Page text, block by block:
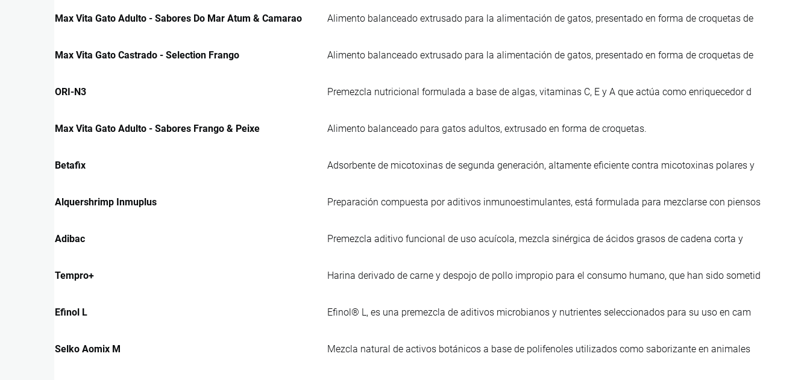
Max Vita Gato Adulto - Sabores Do Mar Atum & Camarao Alimento balanceado extrusado para la alimentación de gatos, presentado en forma de croquetas de
Max Vita Gato Castrado - Selection Frango Alimento balanceado extrusado para la alimentación de gatos, presentado en forma de croquetas de
ORI-N3 Premezcla nutricional formulada a base de algas, vitaminas C, E y A que actúa como enriquecedor d
Max Vita Gato Adulto - Sabores Frango & Peixe Alimento balanceado para gatos adultos, extrusado en forma de croquetas.
Betafix Adsorbente de micotoxinas de segunda generación, altamente eficiente contra micotoxinas polares y
Alquershrimp Inmuplus Preparación compuesta por aditivos inmunoestimulantes, está formulada para mezclarse con piensos
Adibac Premezcla aditivo funcional de uso acuícola, mezcla sinérgica de ácidos grasos de cadena corta y
Tempro+ Harina derivado de carne y despojo de pollo impropio para el consumo humano, que han sido sometid
Efinol L Efinol® L, es una premezcla de aditivos microbianos y nutrientes seleccionados para su uso en cam
Selko Aomix M Mezcla natural de activos botánicos a base de polifenoles utilizados como saborizante en animales